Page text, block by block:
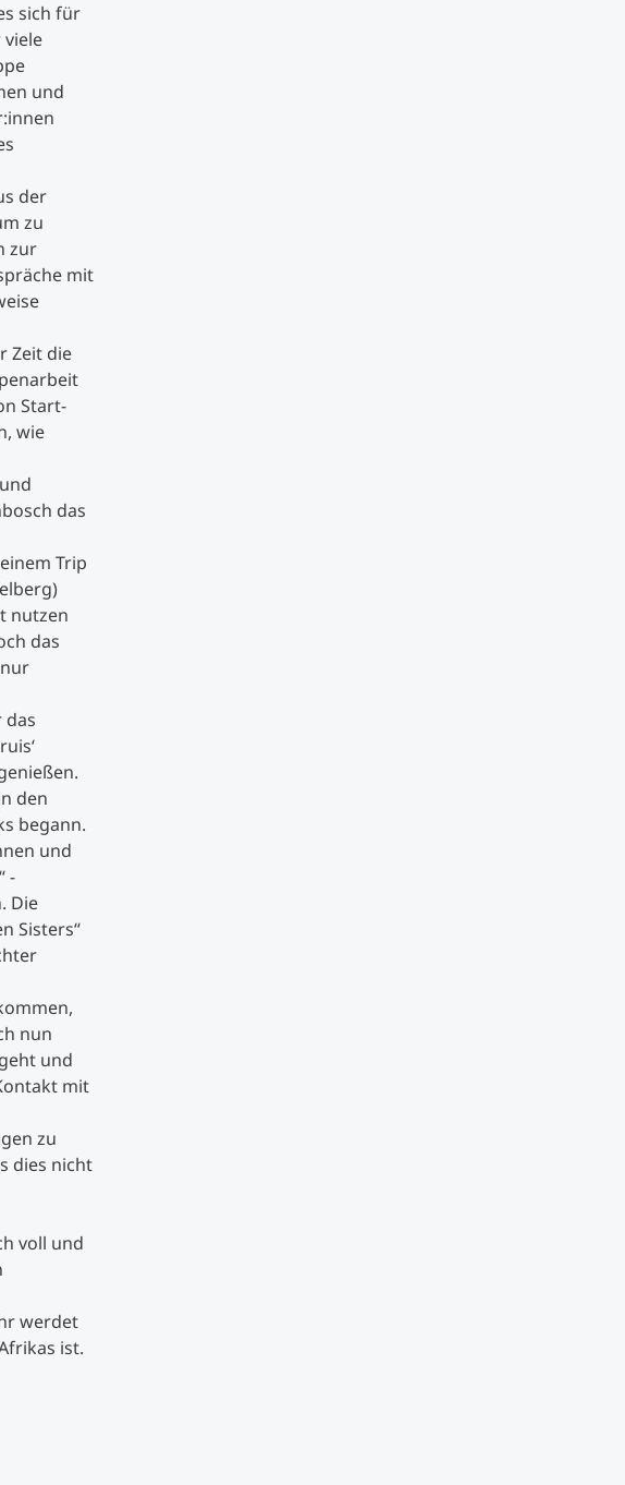
sich für
viele
und
der
zu
zur
mit
Zeit die
Start-
wie
das
Trip
nutzen
das
den
begann.
und
-
Die
Sisters“
nun
und
mit
zu
dies nicht
voll und
werdet
ist.